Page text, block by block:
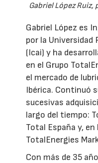
Gabriel López Ruiz,
Gabriel López es
por la Universidad
(Icai) y ha
en el Grupo
el mercado de
Ibérica. Continuó
sucesivas
largo del tiempo:
Total España y,
TotalEnergies
Con más de 35